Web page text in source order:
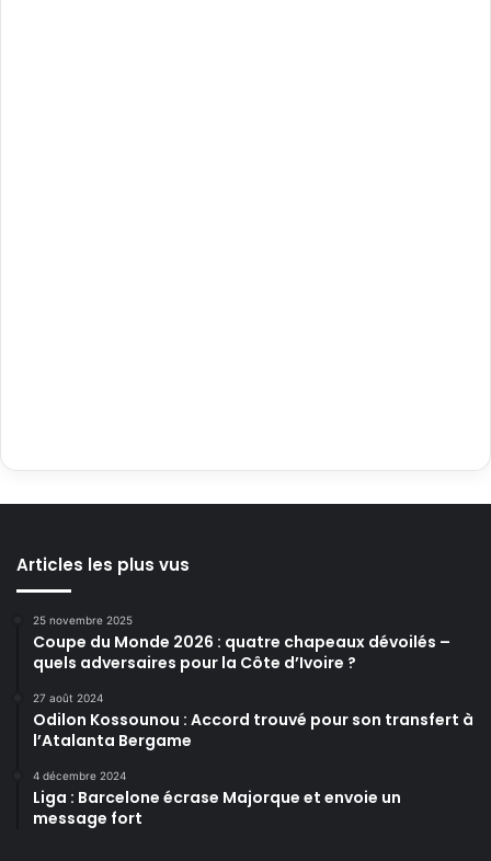
Articles les plus vus
25 novembre 2025
Coupe du Monde 2026 : quatre chapeaux dévoilés –
quels adversaires pour la Côte d’Ivoire ?
27 août 2024
Odilon Kossounou : Accord trouvé pour son transfert à
l’Atalanta Bergame
4 décembre 2024
Liga : Barcelone écrase Majorque et envoie un
message fort